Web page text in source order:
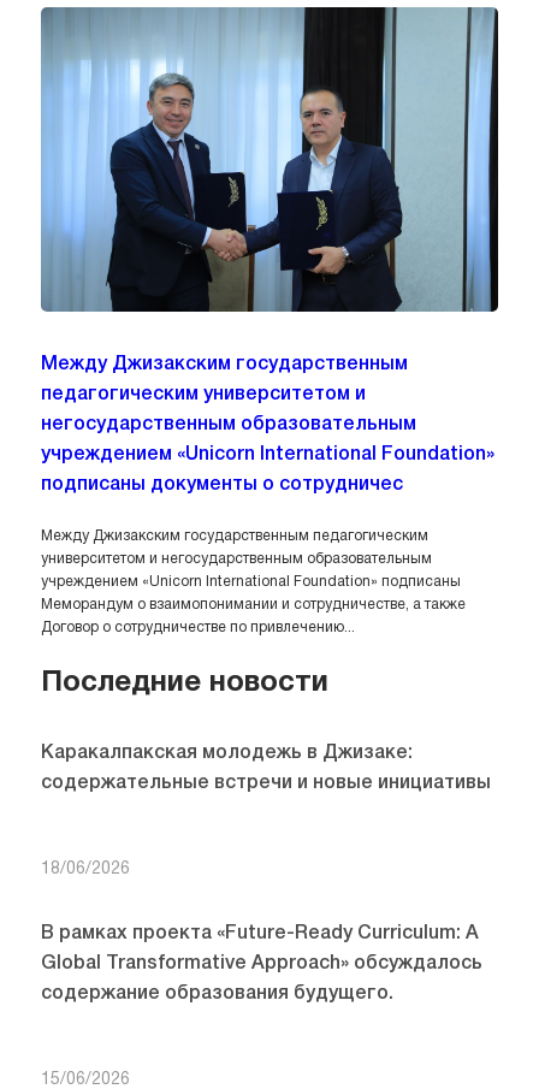
Между Джизакским государственным
педагогическим университетом и
негосударственным образовательным
учреждением «Unicorn International Foundation»
подписаны документы о сотрудничес
Между Джизакским государственным педагогическим
университетом и негосударственным образовательным
учреждением «Unicorn International Foundation» подписаны
Меморандум о взаимопонимании и сотрудничестве, а также
Договор о сотрудничестве по привлечению...
Последние новости
Каракалпакская молодежь в Джизаке:
содержательные встречи и новые инициативы
18/06/2026
В рамках проекта «Future-Ready Curriculum: A
Global Transformative Approach» обсуждалось
содержание образования будущего.
15/06/2026